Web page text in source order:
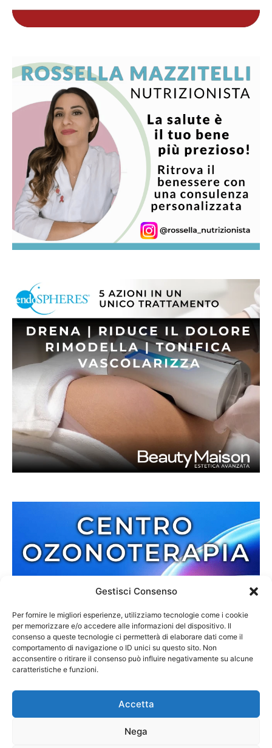
Gestisci Consenso
Per fornire le migliori esperienze, utilizziamo tecnologie come i cookie
per memorizzare e/o accedere alle informazioni del dispositivo. Il
consenso a queste tecnologie ci permetterà di elaborare dati come il
comportamento di navigazione o ID unici su questo sito. Non
acconsentire o ritirare il consenso può influire negativamente su alcune
caratteristiche e funzioni.
Accetta
Nega